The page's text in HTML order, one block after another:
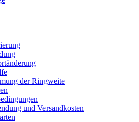
der Ringweite
und Versandkosten